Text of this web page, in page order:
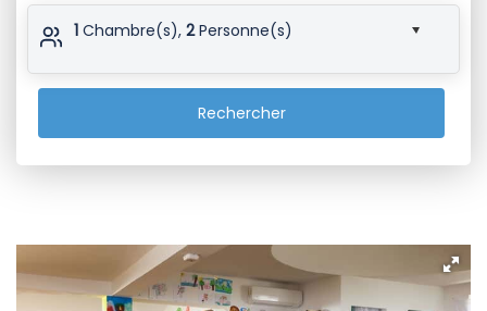
1 Chambre(s),2Personne(s)
Rechercher